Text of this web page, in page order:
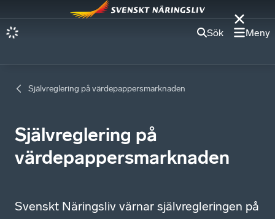
Sök Meny
Självreglering på värdepappersmarknaden
Självreglering på
värdepappersmarknaden
Svenskt Näringsliv värnar självregleringen på